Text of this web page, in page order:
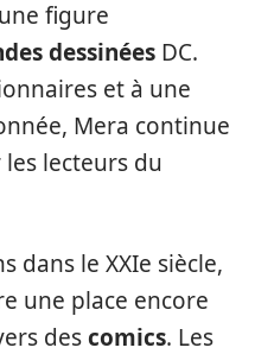
figure
dessinées DC.
et à une
Mera continue
lecteurs du
dans le XXIe siècle,
une place encore
descomics. Les